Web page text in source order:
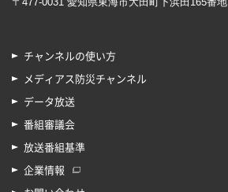
チャンネルの使い方
メディアス防災チャンネル
データ放送
番組審議会
放送番組基準
企業情報